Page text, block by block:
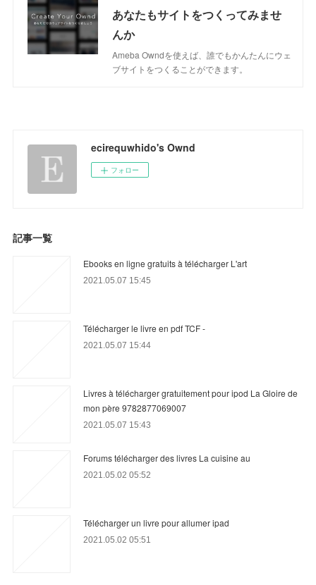
あなたもサイトをつくってみませ
んか
Ameba Owndを使えば、誰でもかんたんにウェ
ブサイトをつくることができます。
ecirequwhido's Ownd
フォロー
記事一覧
Ebooks en ligne gratuits à télécharger L'art
2021.05.07 15:45
Télécharger le livre en pdf TCF -
2021.05.07 15:44
Livres à télécharger gratuitement pour ipod La Gloire de
mon père 9782877069007
2021.05.07 15:43
Forums télécharger des livres La cuisine au
2021.05.02 05:52
Télécharger un livre pour allumer ipad
2021.05.02 05:51